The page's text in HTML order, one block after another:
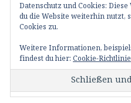
Das bin ICH FAQ –
Datenschutz und Cookies:
du die Website weiterhin nutzt,
Cookies zu.
Weitere Informationen,
findest du hier: Cookie-Richtlinie